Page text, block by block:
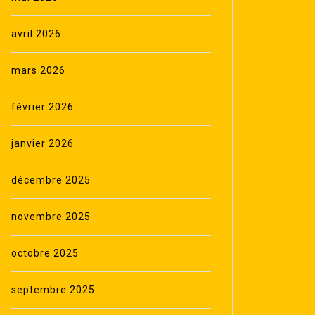
avril 2026
mars 2026
février 2026
janvier 2026
décembre 2025
novembre 2025
octobre 2025
septembre 2025